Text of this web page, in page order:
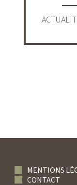
MENTIONS
CONTACT